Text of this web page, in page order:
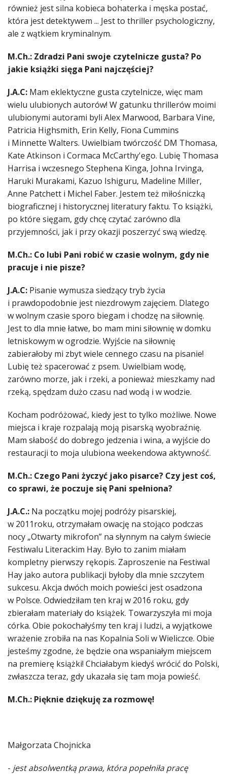
również jest silna kobieca bohaterka i męska postać,
która jest detektywem ... Jest to thriller psychologiczny,
ale z wątkiem kryminalnym.
M.Ch.: Zdradzi Pani swoje czytelnicze gusta? Po
jakie książki sięga Pani najczęściej?
J.A.C: Mam eklektyczne gusta czytelnicze, więc mam
wielu ulubionych autorów! W gatunku thrillerów moimi
ulubionymi autorami byli Alex Marwood, Barbara Vine,
Patricia Highsmith, Erin Kelly, Fiona Cummins
i Minnette Walters. Uwielbiam twórczość DM Thomasa,
Kate Atkinson i Cormaca McCarthy'ego. Lubię Thomasa
Harrisa i wczesnego Stephena Kinga, Johna Irvinga,
Haruki Murakami, Kazuo Ishiguru, Madeline Miller,
Anne Patchett i Michel Faber. Jestem też miłośniczką
biograficznej i historycznej literatury faktu. To książki,
po które sięgam, gdy chcę czytać zarówno dla
przyjemności, jak i przy okazji poszerzyć swą wiedzę.
M.Ch.: Co lubi Pani robić w czasie wolnym, gdy nie
pracuje i nie pisze?
J.A.C: Pisanie wymusza siedzący tryb życia
i prawdopodobnie jest niezdrowym zajęciem. Dlatego
w wolnym czasie sporo biegam i chodzę na siłownię.
Jest to dla mnie łatwe, bo mam mini siłownię w domku
letniskowym w ogrodzie. Wyjście na siłownię
zabierałoby mi zbyt wiele cennego czasu na pisanie!
Lubię też spacerować z psem. Uwielbiam wodę,
zarówno morze, jak i rzeki, a ponieważ mieszkamy nad
rzeką, spędzam dużo czasu nad wodą i w wodzie.
Kocham podróżować, kiedy jest to tylko możliwe. Nowe
miejsca i kraje rozpalają moją pisarską wyobraźnię.
Mam słabość do dobrego jedzenia i wina, a wyjście do
restauracji to moja ulubiona weekendowa aktywność.
M.Ch.: Czego Pani życzyć jako pisarce? Czy jest coś,
co sprawi, że poczuje się Pani spełniona?
J.A.C.: Na początku mojej podróży pisarskiej,
w 2011roku, otrzymałam owację na stojąco podczas
nocy „Otwarty mikrofon” na słynnym na całym świecie
Festiwalu Literackim Hay. Było to zanim miałam
kompletny pierwszy rękopis. Zaproszenie na Festiwal
Hay jako autora publikacji byłoby dla mnie szczytem
sukcesu. Akcja dwóch moich powieści jest osadzona
w Polsce. Odwiedziłam ten kraj w 2016 roku, gdy
zbierałam materiały do książek. Towarzyszyła mi moja
córka. Obie pokochałyśmy ten kraj i ludzi, a wyjątkowe
wrażenie zrobiła na nas Kopalnia Soli w Wieliczce. Obie
jesteśmy zgodne, że będzie ona wspaniałym miejscem
na premierę książki! Chciałabym kiedyś wrócić do Polski,
zwłaszcza teraz, gdy ukazała się tam moja powieść.
M.Ch.: Pięknie dziękuję za rozmowę!
Małgorzata Chojnicka
- jest absolwentką prawa, która popełniła pracę